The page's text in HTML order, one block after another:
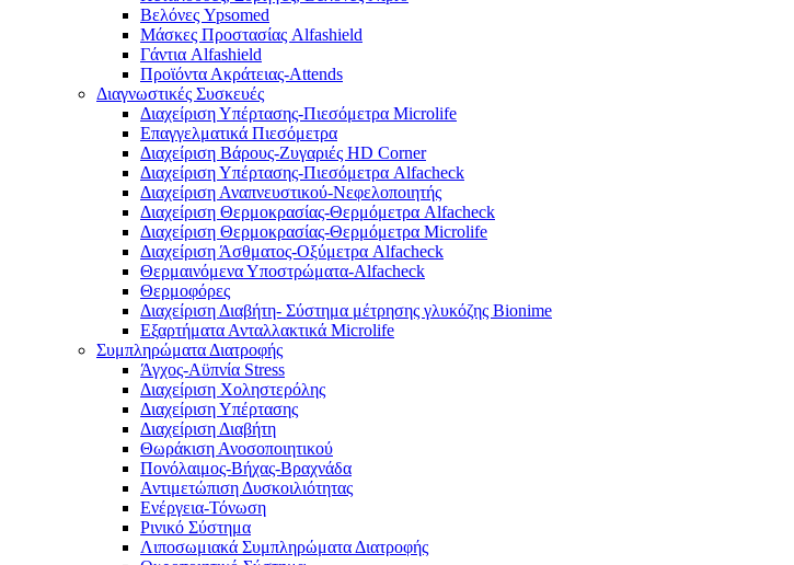
Βελόνες Ypsomed
Μάσκες Προστασίας Alfashield
Γάντια Alfashield
Προϊόντα Ακράτειας-Attends
Διαγνωστικές Συσκευές
Διαχείριση Υπέρτασης-Πιεσόμετρα Microlife
Επαγγελματικά Πιεσόμετρα
Διαχείριση Βάρους-Ζυγαριές HD Corner
Διαχείριση Υπέρτασης-Πιεσόμετρα Alfacheck
Διαχείριση Αναπνευστικού-Νεφελοποιητής
Διαχείριση Θερμοκρασίας-Θερμόμετρα Alfacheck
Διαχείριση Θερμοκρασίας-Θερμόμετρα Microlife
Διαχείριση Άσθματος-Οξύμετρα Alfacheck
Θερμαινόμενα Υποστρώματα-Alfacheck
Θερμοφόρες
Διαχείριση Διαβήτη- Σύστημα μέτρησης γλυκόζης Bionime
Εξαρτήματα Ανταλλακτικά Microlife
Συμπληρώματα Διατροφής
Άγχος-Αϋπνία Stress
Διαχείριση Χοληστερόλης
Διαχείριση Υπέρτασης
Διαχείριση Διαβήτη
Θωράκιση Ανοσοποιητικού
Πονόλαιμος-Βήχας-Βραχνάδα
Αντιμετώπιση Δυσκοιλιότητας
Eνέργεια-Τόνωση
Ρινικό Σύστημα
Λιποσωμιακά Συμπληρώματα Διατροφής